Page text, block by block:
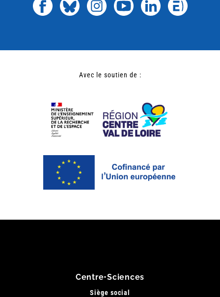
Avec le soutien de :
Centre•Sciences
Siège social